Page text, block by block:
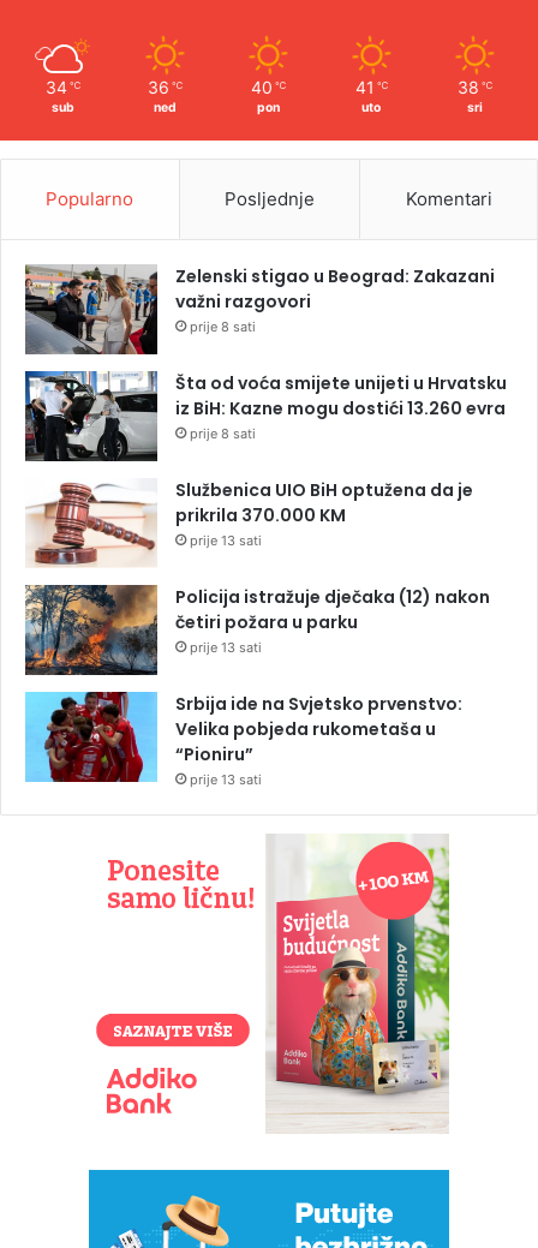
34 ℃
sub
36 ℃
ned
40 ℃
pon
41 ℃
uto
38 ℃
sri
Popularno Posljednje Komentari
Zelenski stigao u Beograd: Zakazani
važni razgovori
prije 8 sati
Šta od voća smijete unijeti u Hrvatsku
iz BiH: Kazne mogu dostići 13.260 evra
prije 8 sati
Službenica UIO BiH optužena da je
prikrila 370.000 KM
prije 13 sati
Policija istražuje dječaka (12) nakon
četiri požara u parku
prije 13 sati
Srbija ide na Svjetsko prvenstvo:
Velika pobjeda rukometaša u
“Pioniru”
prije 13 sati